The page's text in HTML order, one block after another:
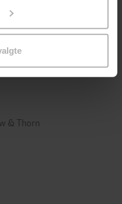
& Thorn